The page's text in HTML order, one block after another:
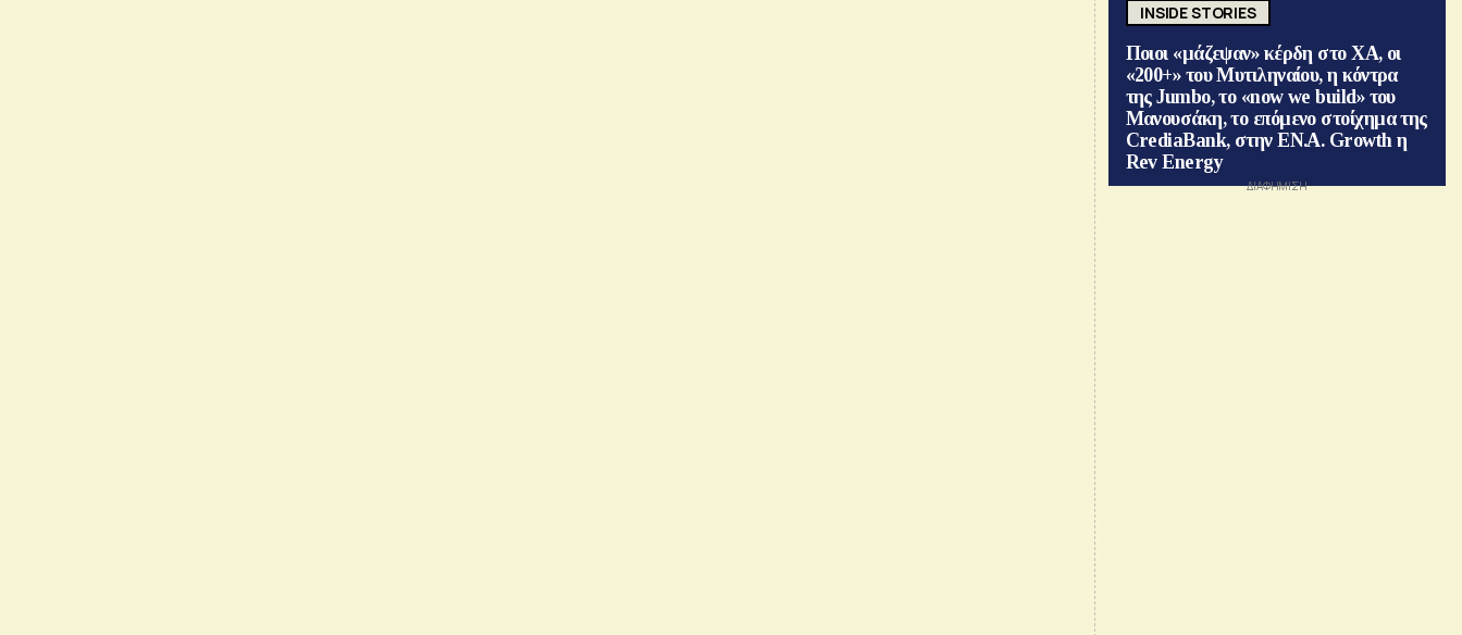
INSIDE STORIES
Ποιοι «μάζεψαν» κέρδη στο ΧΑ, οι
«200+» του Μυτιληναίου, η κόντρα
της Jumbo, το «now we build» του
Μανουσάκη, το επόμενο στοίχημα της
CrediaBank, στην ΕΝ.Α. Growth η
Rev Energy